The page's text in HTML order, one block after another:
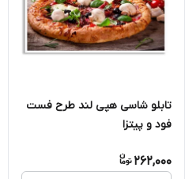
تابلو شاسی هپی لند طرح فست
فود و پیتزا
262,000